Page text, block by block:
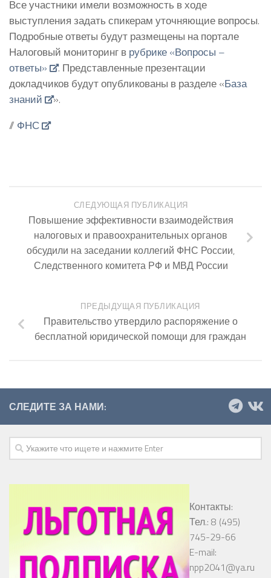
Все участники имели возможность в ходе
выступления задать спикерам уточняющие вопросы.
Подробные ответы будут размещены на портале
Налоговый мониторинг в рубрике «Вопросы –
ответы»
. Представленные презентации
докладчиков будут опубликованы в разделе «База
знаний
».
// ФНС
СЛЕДУЮЩАЯ ПУБЛИКАЦИЯ
Повышение эффективности взаимодействия
налоговых и правоохранительных органов
обсудили на заседании коллегий ФНС России,
Следственного комитета РФ и МВД России
ПРЕДЫДУЩАЯ ПУБЛИКАЦИЯ
Правительство утвердило распоряжение о
бесплатной юридической помощи для граждан
СЛЕДИТЕ ЗА НАМИ:
Контакты:
Тел.: 8 (495)
745-29-66
E-mail:
npp2041@ya.ru